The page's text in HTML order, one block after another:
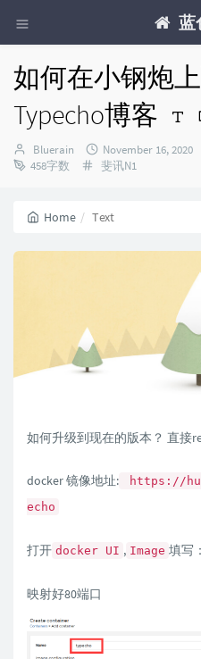
蓝
如何在小钢炮
Typecho博客
Author：
Bluerain
发
布
November 16, 2020
458字数
Categories：
斐讯N1
Home Text
如何升级到现在的版本？ 直接
docker 镜像地址:
https://
echo
打开 docker UI , Image 填写：
映射好80端口